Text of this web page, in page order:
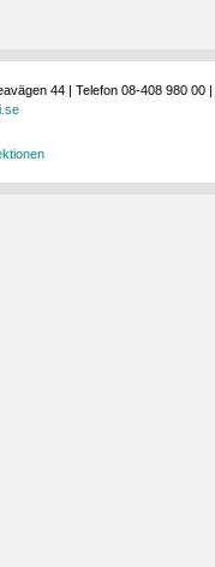
44 | Telefon 08-408 980 00 |